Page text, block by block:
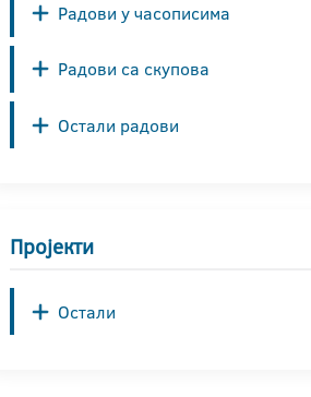
Радови у часописима
Радови са скупова
Остали радови
Пројекти
Остали